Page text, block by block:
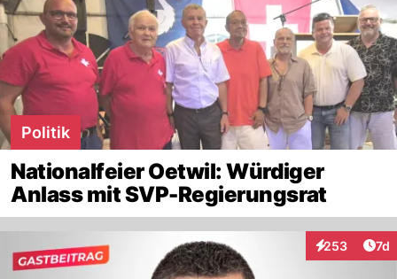
Politik
Nationalfeier Oetwil: Würdiger
Anlass mit SVP-Regierungsrat
253
Interaktionen
7d